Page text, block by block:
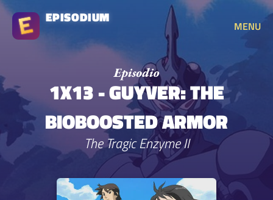
EPISODIUM
MENU
1X13 - GUYVER: THE
BIOBOOSTED ARMOR
The Tragic Enzyme II